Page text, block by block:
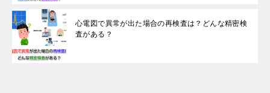
心電図で異常が出た場合の再検査は？どんな精密検
査がある？